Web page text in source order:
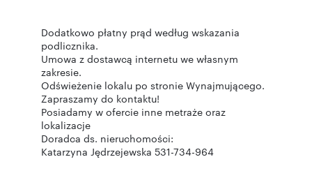
Dodatkowo płatny prąd według wskazania
podlicznika.
Umowa z dostawcą internetu we własnym
zakresie.
Odświeżenie lokalu po stronie Wynajmującego.
Zapraszamy do kontaktu!
Posiadamy w ofercie inne metraże oraz
lokalizacje
Doradca ds. nieruchomości:
Katarzyna Jędrzejewska 531-734-964